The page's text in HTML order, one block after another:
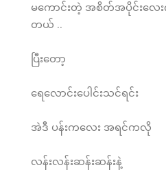
မကောင်းတဲ့ အစိတ်အပိုင်းလေး
တယ် ..
ပြီးတော့
ရေလောင်းပေါင်းသင်ရင်း
အဲဒီ ပန်းကလေး အရင်ကလို
လန်းလန်းဆန်းဆန်းနဲ့